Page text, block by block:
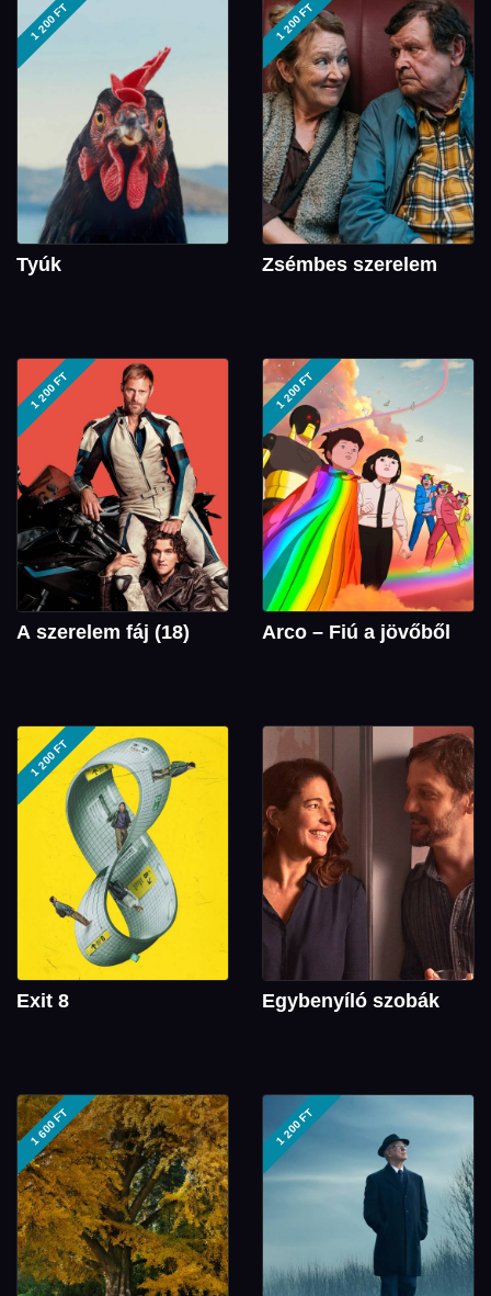
1 200 FT
Tyúk
1 200 FT
Zsémbes szerelem
1 200 FT
A szerelem fáj (18)
1 200 FT
Arco – Fiú a jövőből
1 200 FT
Exit 8 Egybenyíló szobák
1 600 FT 1 200 FT